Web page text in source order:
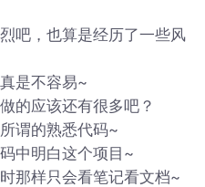
吧，也算是经历了一些风
是不容易~
的应该还有很多吧？
谓的熟悉代码~
中明白这个项目~
那样只会看笔记看文档~